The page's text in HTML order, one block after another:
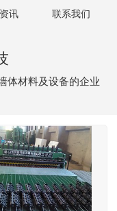
讯 联系我们
体材料及设备的企业